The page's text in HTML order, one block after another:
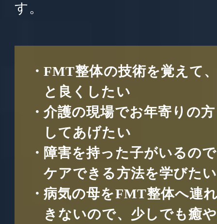
す。
FMT整体の技術を覚えて
と良くしたい
介護の現場でお年寄りの
してあげたい
障害を持った子がいるの
ケアできる方法を学びたい
病気の母をFMT整体へ連
きないので、少しでも癒